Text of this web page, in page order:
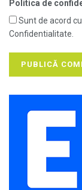
Politica de
Sunt de acord
Confidentialitate.